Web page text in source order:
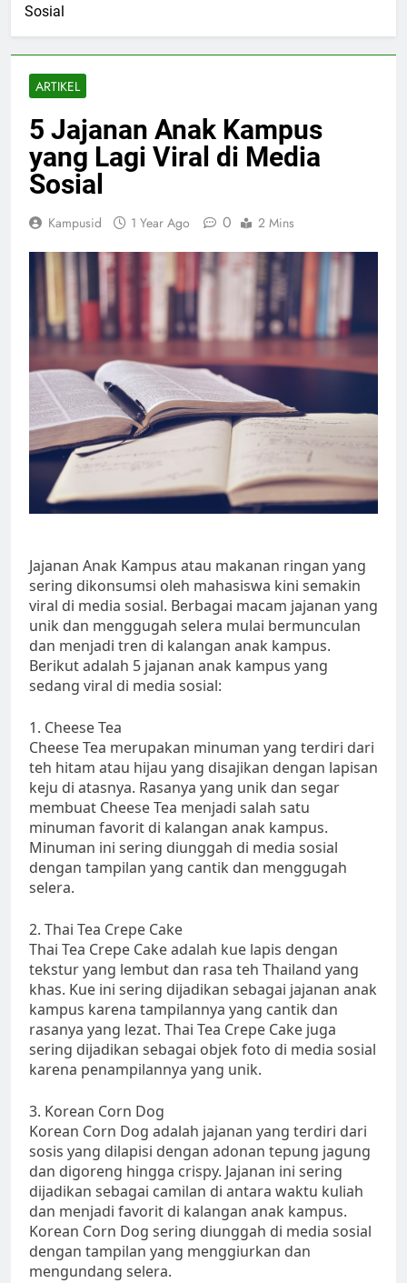
Sosial
ARTIKEL
5 Jajanan Anak Kampus
yang Lagi Viral di Media
Sosial
Kampusid 1 Year Ago 0 2 Mins
Jajanan Anak Kampus atau makanan ringan yang
sering dikonsumsi oleh mahasiswa kini semakin
viral di media sosial. Berbagai macam jajanan yang
unik dan menggugah selera mulai bermunculan
dan menjadi tren di kalangan anak kampus.
Berikut adalah 5 jajanan anak kampus yang
sedang viral di media sosial:
1. Cheese Tea
Cheese Tea merupakan minuman yang terdiri dari
teh hitam atau hijau yang disajikan dengan lapisan
keju di atasnya. Rasanya yang unik dan segar
membuat Cheese Tea menjadi salah satu
minuman favorit di kalangan anak kampus.
Minuman ini sering diunggah di media sosial
dengan tampilan yang cantik dan menggugah
selera.
2. Thai Tea Crepe Cake
Thai Tea Crepe Cake adalah kue lapis dengan
tekstur yang lembut dan rasa teh Thailand yang
khas. Kue ini sering dijadikan sebagai jajanan anak
kampus karena tampilannya yang cantik dan
rasanya yang lezat. Thai Tea Crepe Cake juga
sering dijadikan sebagai objek foto di media sosial
karena penampilannya yang unik.
3. Korean Corn Dog
Korean Corn Dog adalah jajanan yang terdiri dari
sosis yang dilapisi dengan adonan tepung jagung
dan digoreng hingga crispy. Jajanan ini sering
dijadikan sebagai camilan di antara waktu kuliah
dan menjadi favorit di kalangan anak kampus.
Korean Corn Dog sering diunggah di media sosial
dengan tampilan yang menggiurkan dan
mengundang selera.